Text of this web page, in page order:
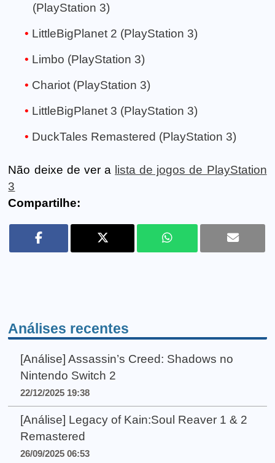
(PlayStation 3)
LittleBigPlanet 2 (PlayStation 3)
Limbo (PlayStation 3)
Chariot (PlayStation 3)
LittleBigPlanet 3 (PlayStation 3)
DuckTales Remastered (PlayStation 3)
Não deixe de ver a lista de jogos de PlayStation
3
Compartilhe:
Análises recentes
[Análise] Assassin’s Creed: Shadows no
Nintendo Switch 2
22/12/2025 19:38
[Análise] Legacy of Kain:Soul Reaver 1 & 2
Remastered
26/09/2025 06:53